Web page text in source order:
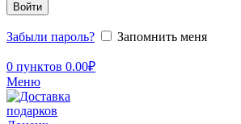
Войти
Забыли пароль? Запомнить меня
0 пунктов 0.00₽
Меню